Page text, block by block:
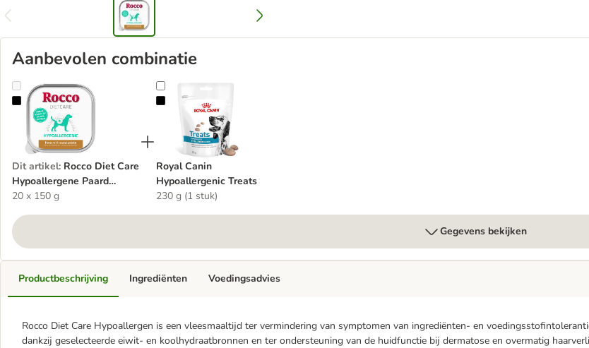
Aanbevolen combinatie
Rocco Diet Care Hypoallergene Paard Kuipje 150g
Dit artikel: Rocco Diet Care
Hypoallergene Paard
Kuipje 150g
20 x 150 g
Royal Canin Hypoallergenic Treats
Royal Canin
Hypoallergenic Treats
230 g (1 stuk)
Gegevens bekijken
Productbeschrijving
Rocco Diet Care Hypoallergen is een vleesmaaltijd ter vermindering van symptomen van ingrediënten- en
dankzij geselecteerde eiwit- en koolhydraatbronnen en ter ondersteuning van de huidfunctie bij dermatose en overmatig
Ingrediënten Voedingsadvies